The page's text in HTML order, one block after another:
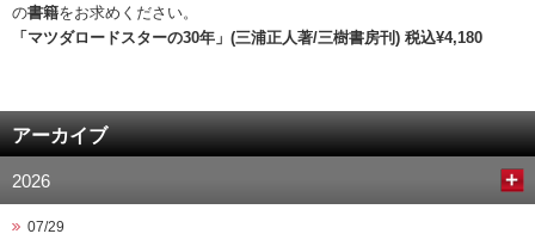
の書籍をお求めください。
「マツダロードスターの30年」(三浦正人著/三樹書房刊) 税込¥4,180
アーカイブ
2026
07/29